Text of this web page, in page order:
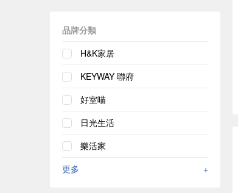
品牌分類
H&K家居
KEYWAY 聯府
好室喵
日光生活
樂活家
更多
+